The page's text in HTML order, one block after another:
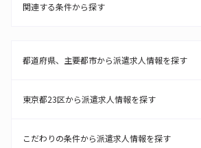
関連する条件から探す
都道府県、主要都市から派遣求人情報を探す
東京都23区から派遣求人情報を探す
こだわりの条件から派遣求人情報を探す